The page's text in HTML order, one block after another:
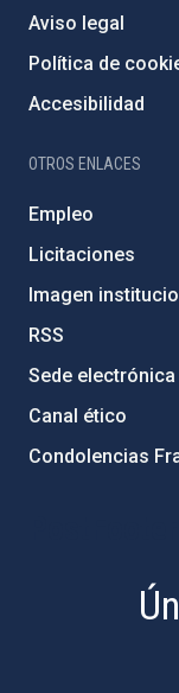
Aviso legal
Política de
Accesibilidad
OTROS ENLACES
Empleo
Licitaciones
Imagen
RSS
Sede electrónica
Canal ético
Condolencias